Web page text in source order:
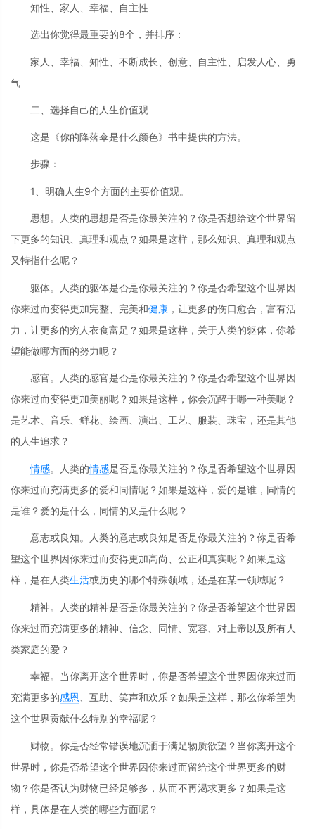
知性、家人、幸福、自主性
选出你觉得最重要的8个，并排序：
家人、幸福、知性、不断成长、创意、自主性、启发人心、勇
气
二、选择自己的人生价值观
这是《你的降落伞是什么颜色》书中提供的方法。
步骤：
1、明确人生9个方面的主要价值观。
思想。人类的思想是否是你最关注的？你是否想给这个世界留
下更多的知识、真理和观点？如果是这样，那么知识、真理和观点
又特指什么呢？
躯体。人类的躯体是否是你最关注的？你是否希望这个世界因
你来过而变得更加完整、完美和健康 ，让更多的伤口愈合，富有活
力，让更多的穷人衣食富足？如果是这样，关于人类的躯体，你希
望能做哪方面的努力呢？
感官。人类的感官是否是你最关注的？你是否希望这个世界因
你来过而变得更加美丽呢？如果是这样，你会沉醉于哪一种美呢？
是艺术、音乐、鲜花、绘画、演出、工艺、服装、珠宝，还是其他
的人生追求？
情感。人类的情感是否是你最关注的？你是否希望这个世界因
你来过而充满更多的爱和同情呢？如果是这样，爱的是谁，同情的
是谁？爱的是什么，同情的又是什么呢？
意志或良知。人类的意志或良知是否是你最关注的？你是否希
望这个世界因你来过而变得更加高尚、公正和真实呢？如果是这
样，是在人类生活或历史的哪个特殊领域，还是在某一领域呢？
精神。人类的精神是否是你最关注的？你是否希望这个世界因
你来过而充满更多的精神、信念、同情、宽容、对上帝以及所有人
类家庭的爱？
幸福。当你离开这个世界时，你是否希望这个世界因你来过而
充满更多的感恩
、互助、笑声和欢乐？如果是这样，那么你希望为
这个世界贡献什么特别的幸福呢？
财物。你是否经常错误地沉湎于满足物质欲望？当你离开这个
世界时，你是否希望这个世界因你来过而留给这个世界更多的财
物？你是否认为财物已经足够多，从而不再渴求更多？如果是这
样，具体是在人类的哪些方面呢？